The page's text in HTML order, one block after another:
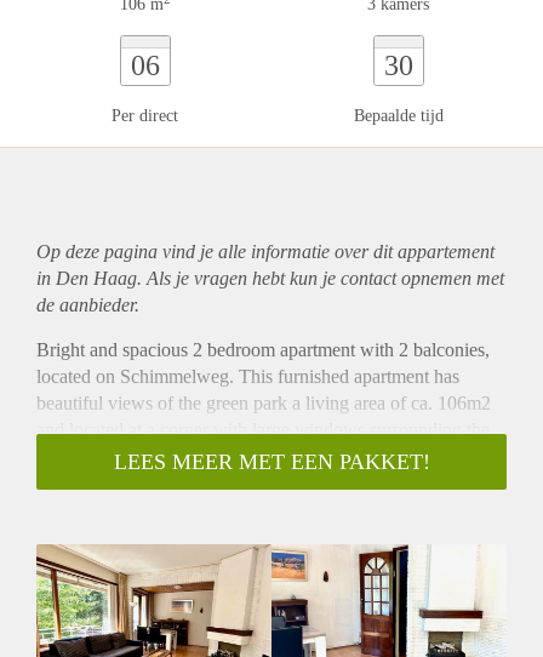
106 m 3 kamers
06
Per direct
30
Bepaalde tijd
Op deze pagina vind je alle informatie over ditappartement
in Den Haag. Als je vragen hebt kun je contact opnemen met
de aanbieder.
Bright and spacious 2 bedroom apartment with 2 balconies,
located on Schimmelweg. This furnished apartment has
beautiful views of the green park a living area of ​​ca. 106m2
and located at a corner with large windows surrounding the
sides. This is a quiet neighbourhood with many families.
Layout
Separate kitchen with fridge/freezer, gas stove, electric oven,
dishwasher and cupboard space. Toilet. Pantry/Storage room.
Second floor has two large bedrooms and bathroom with
shower and sink. Washing machine and laundry closet.
LEES MEER MET EEN PAKKET!